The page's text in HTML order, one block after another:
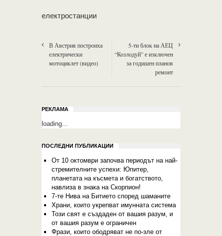
електростанции
В Австрия построиха
електрически
мотоциклет (видео)
5-ти блок на АЕЦ
“Козлодуй” е изключен
за годишен планов
ремонт
РЕКЛАМА
loading...
ПОСЛЕДНИ ПУБЛИКАЦИИ
От 10 октомври започва периодът на най-
стремителните успехи: Юпитер,
планетата на късмета и богатството,
навлиза в знака на Скорпион!
7-те Нива на Битието според шаманите
Храни, които укрепват имунната система
Този свят е създаден от вашия разум, и
от вашия разум е ограничен
Фрази, които ободряват не по-зле от